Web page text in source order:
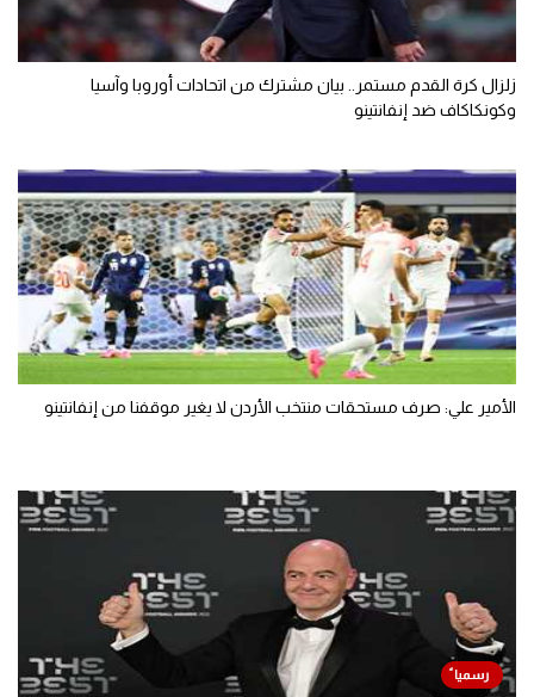
زلزال كرة القدم مستمر.. بيان مشترك من اتحادات أوروبا وآسيا
وكونكاكاف ضد إنفانتينو
الأمير علي: صرف مستحقات منتخب الأردن لا يغير موقفنا من إنفانتينو